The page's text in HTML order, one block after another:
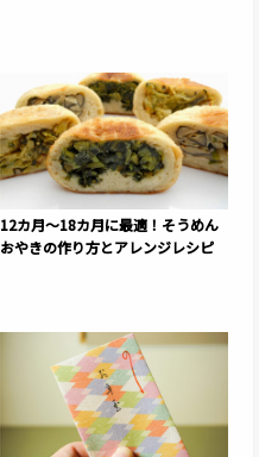
12カ月～18カ月に最適！そうめん
おやきの作り方とアレンジレシピ